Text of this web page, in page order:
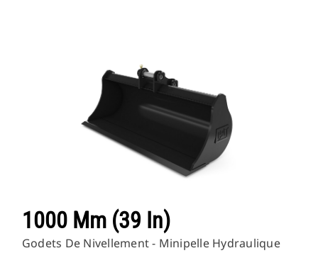
1000 Mm (39 In)
Godets De Nivellement - Minipelle Hydraulique